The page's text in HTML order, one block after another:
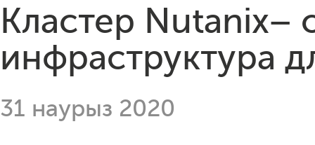
Кластер Nutanix–
инфраструктура
31 наурыз 2020